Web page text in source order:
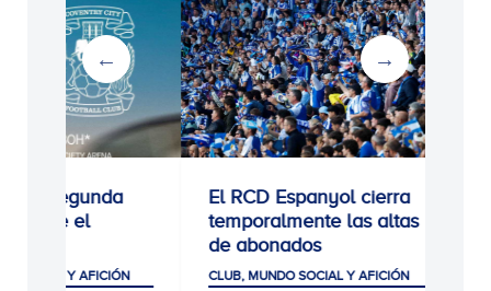
El RCD Espanyol cierra
temporalmente las altas
CLUB, MUNDO SOCIAL Y AFICIÓN
Homenaje
equipo a
PRIMER EQUIPO